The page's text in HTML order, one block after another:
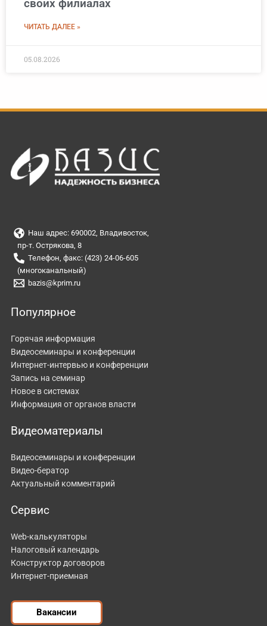
своих филиалах
ЧИТАТЬ ДАЛЕЕ »
05.08.2026
Наш адрес: 690002, Владивосток,
пр-т. Острякова, 8
Телефон, факс: (423) 24-06-605
(многоканальный)
bazis@kprim.ru
Популярное
Горячая информация
Видеосеминары и конференции
Интернет-интервью и конференции
Запись на семинар
Новое в системах
Информация от органов власти
Видеоматериалы
Видеосеминары и конференции
Видео-бератор
Актуальный комментарий
Сервис
Web-калькуляторы
Налоговый календарь
Конструктор договоров
Интернет-приемная
Вакансии